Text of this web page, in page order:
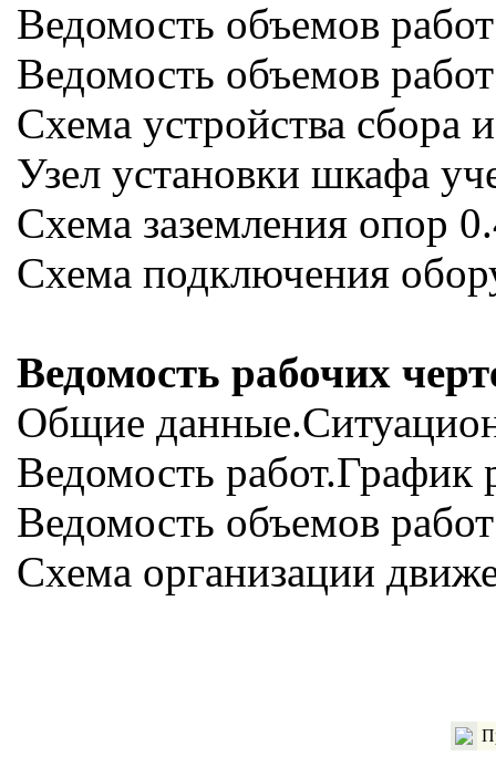
Ведомость объемов работ
Ведомость объемов
Схема устройства сбора
Узел установки шкафа
Схема заземления опор
Схема подключения
Ведомость рабочих
Общие
Ведомость работ.График
Ведомость объемов
Схема организации